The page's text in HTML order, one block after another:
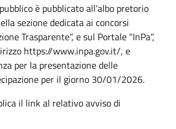
è pubblicato all’albo pretorio
sezione dedicata ai concorsi
Trasparente”, e sul Portale “InPa”,
https://www.inpa.gov.it/, e
per la presentazione delle
per il giorno 30/01/2026.
il link al relativo avviso di